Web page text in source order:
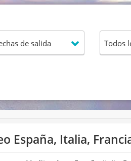
España, Italia,